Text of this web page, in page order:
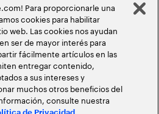
Para proporcionarle una
cookies para habilitar
web. Las cookies nos ayudan
ser de mayor interés para
fácilmente artículos en las
entregar contenido,
a sus intereses y
muchos otros beneficios del
consulte nuestra